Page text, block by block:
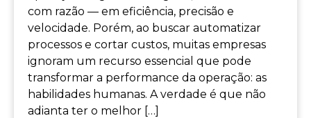
com razão — em eficiência, precisão e
velocidade. Porém, ao buscar automatizar
processos e cortar custos, muitas empresas
ignoram um recurso essencial que pode
transformar a performance da operação: as
habilidades humanas. A verdade é que não
adianta ter o melhor […]